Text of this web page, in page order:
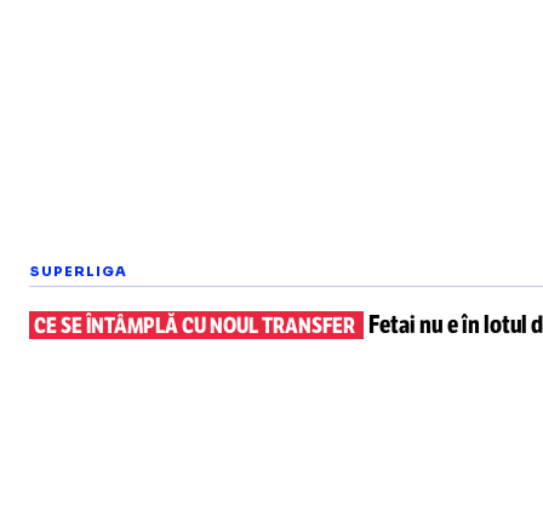
SUPERLIGA
CE SE ÎNTÂMPLĂ CU NOUL TRANSFER Fetai nu e în lotul